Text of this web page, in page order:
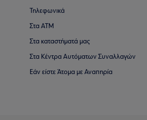
Τηλεφωνικά
Στα ΑΤΜ
Στα καταστήματά μας
Στα Κέντρα Αυτόματων Συναλλαγών
Εάν είστε Άτομα με Αναπηρία